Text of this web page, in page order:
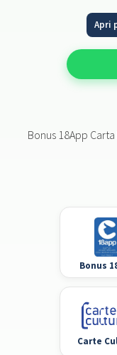
Apri
Bonus 18App
Bonus
Carte